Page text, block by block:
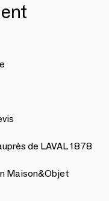
de LAVAL 1878
Maison&Objet